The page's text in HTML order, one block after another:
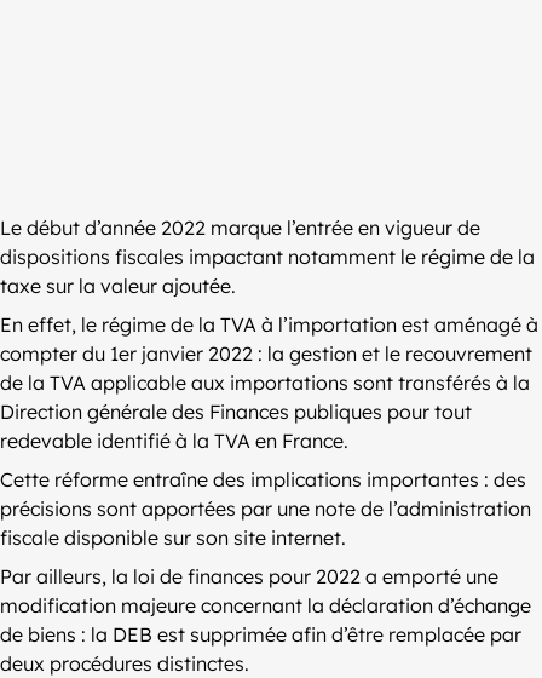
Le début d’année 2022 marque l’entrée en vigueur de
dispositions fiscales impactant notamment le régime de la
taxe sur la valeur ajoutée.
En effet, le régime de la TVA à l’importation est aménagé à
compter du 1er janvier 2022 : la gestion et le recouvrement
de la TVA applicable aux importations sont transférés à la
Direction générale des Finances publiques pour tout
redevable identifié à la TVA en France.
Cette réforme entraîne des implications importantes : des
précisions sont apportées par une note de l’administration
fiscale disponible sur son site internet.
Par ailleurs, la loi de finances pour 2022 a emporté une
modification majeure concernant la déclaration d’échange
de biens : la DEB est supprimée afin d’être remplacée par
deux procédures distinctes.